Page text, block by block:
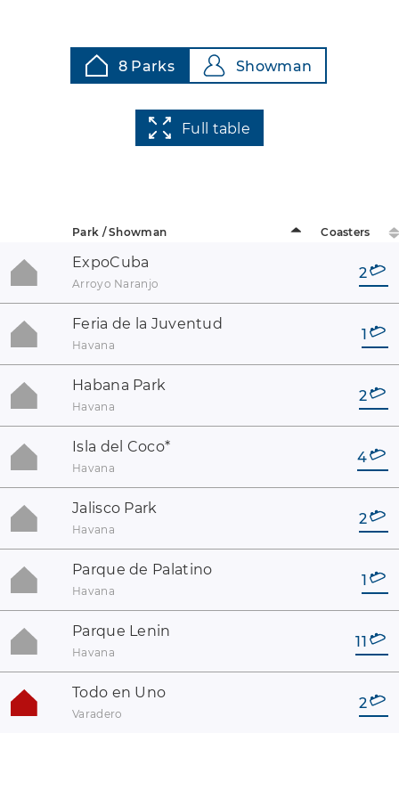
8 Parks Showman
Full table
Park / Showman Coasters
ExpoCuba
Arroyo Naranjo
2
Feria de la Juventud
Havana
1
Habana Park
Havana
2
Isla del Coco*
Havana
4
Jalisco Park
Havana
2
Parque de Palatino
Havana
1
Parque Lenin
Havana
11
Todo en Uno
Varadero
2